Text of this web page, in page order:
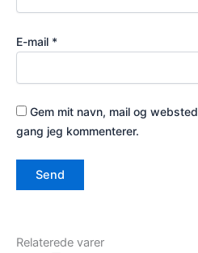
E-mail *
Gem mit navn, mail og
gang jeg kommenterer.
Relaterede varer